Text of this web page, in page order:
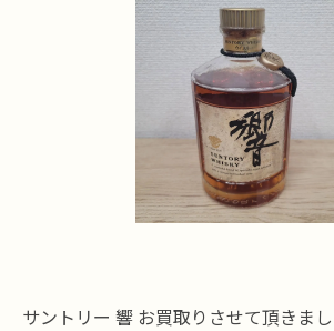
サントリー 響 お買取りさせて頂きまし